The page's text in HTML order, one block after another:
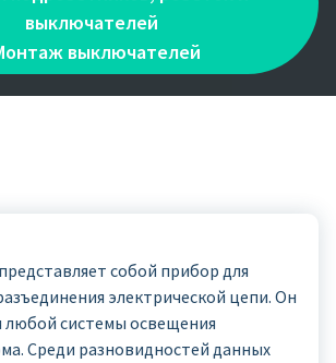
выключателей
выключателей
собой прибор для
электрической цепи. Он
любой системы освещения
Среди разновидностей данных